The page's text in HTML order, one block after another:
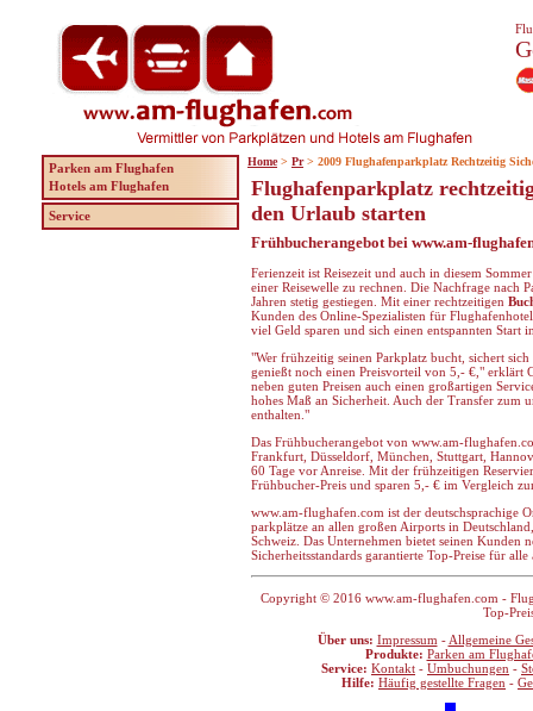
Flughafenparkplatz
den Urlaub starten
Frühbucherangebot bei www.am-
Ferienzeit ist Reisezeit und auch in diesem
einer Reisewelle zu rechnen. Die Nachfrage nach
Jahren stetig gestiegen. Mit einer rechtzeitigen
Kunden des Online-Spezialisten für
viel Geld sparen und sich einen entspannten Start
"Wer frühzeitig seinen Parkplatz bucht, sichert
genießt noch einen Preisvorteil von 5,- €," erklärt
neben guten Preisen auch einen großartigen
hohes Maß an Sicherheit. Auch der Transfer zum
enthalten."
Das Frühbucherangebot von www.am-
Frankfurt, Düsseldorf, München, Stuttgart,
60 Tage vor Anreise. Mit der frühzeitigen
Frühbucher-Preis und sparen 5,- € im Vergleich
www.am-flughafen.com ist der deutschsprachige
parkplätze an allen großen Airports in
Schweiz. Das Unternehmen bietet seinen Kunden
Sicherheitsstandards garantierte Top-Preise für
Copyright © 2016 www.am-flughafen.com -
Top-
Über uns: Impressum - Allgemeine
Produkte: Parken am
Service: Kontakt - Umbuchungen -
Hilfe: Häufig gestellte Fragen -
Parken am Flughafen
Hotels am Flughafen
Service
Home > Pr > 2009 Flughafenparkplatz Rechtzeitig